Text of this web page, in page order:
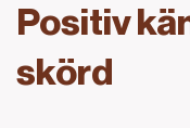
Positiv
skörd